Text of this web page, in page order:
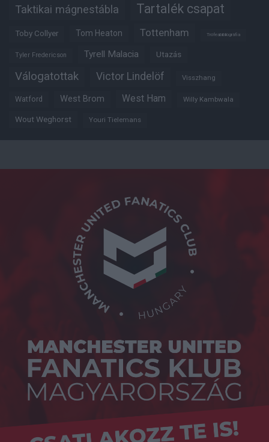
Taktikai mágnestábla Tartalék csapat
Toby Collyer Tom Heaton Tottenham Trófeabibliográfia
Tyler Fredericson Tyrell Malacia Utazás
Válogatottak Victor Lindelöf Visszhang
Watford West Brom West Ham Willy Kambwala
Wout Weghorst Youri Tielemans